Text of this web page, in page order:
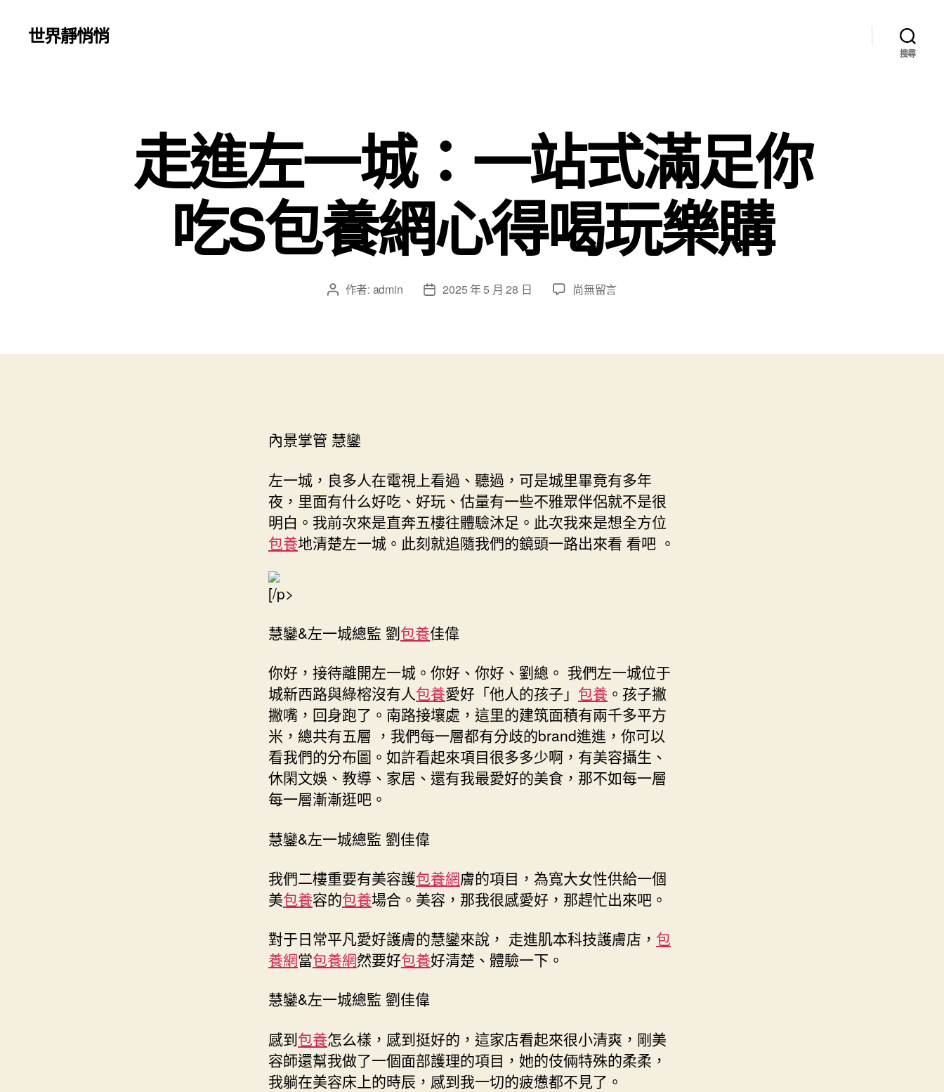
世界靜悄悄
搜尋
走進左一城：一站式滿足你
吃S包養網心得喝玩樂購
文 作者: admin
文
日
2025 年 5 月 28 日
在
一
你
吃
S
包
養
中
尚無留言
內景掌管 慧鑾
左一城，良多人在電視上看過、聽過，可是城里畢竟有多年
夜，里面有什么好吃、好玩、估量有一些不雅眾伴侶就不是很
明白。我前次來是直奔五樓往體驗沐足。此次我來是想全方位
包養地清楚左一城。此刻就追隨我們的鏡頭一路出來看 看吧 。
[/p>
慧鑾&左一城總監 劉包養佳偉
你好，接待離開左一城。你好、你好、劉總。 我們左一城位于
城新西路與綠榕沒有人包養愛好「他人的孩子」 包養 。孩子撇
撇嘴，回身跑了。南路接壤處，這里的建筑面積有兩千多平方
米，總共有五層 ，我們每一層都有分歧的brand進進，你可以
看我們的分布圖。如許看起來項目很多多少啊，有美容攝生、
休閑文娛、教導、家居、還有我最愛好的美食，那不如每一層
每一層漸漸逛吧。
慧鑾&左一城總監 劉佳偉
我們二樓重要有美容護包養網膚的項目，為寬大女性供給一個
美包養容的包養場合。美容，那我很感愛好，那趕忙出來吧。
對于日常平凡愛好護膚的慧鑾來說， 走進肌本科技護膚店， 包
養網當包養網然要好包養好清楚、體驗一下。
慧鑾&左一城總監 劉佳偉
感到包養怎么樣，感到挺好的，這家店看起來很小清爽，剛美
容師還幫我做了一個面部護理的項目，她的伎倆特殊的柔柔，
我躺在美容床上的時辰，感到我一切的疲憊都不見了。